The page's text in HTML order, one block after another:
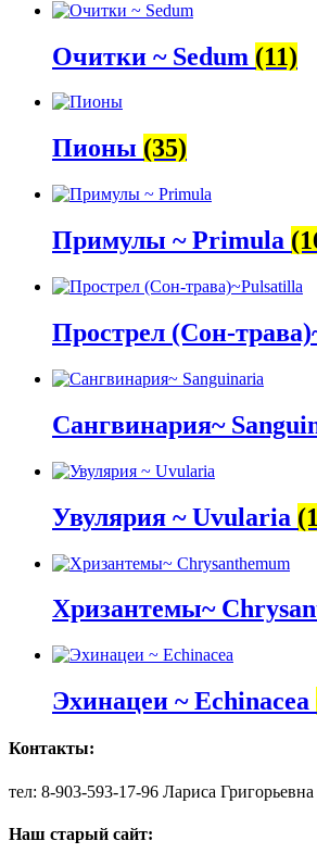
Очитки ~ Sedum (11)
Пионы (35)
Примулы ~ Primula
Прострел (Сон-
Сангвинария~
Увулярия ~ Uvularia
Хризантемы~
Эхинацеи ~ Echinacea
Контакты:
тел: 8-903-593-17-96 Лариса Григорьевна
Наш старый сайт: